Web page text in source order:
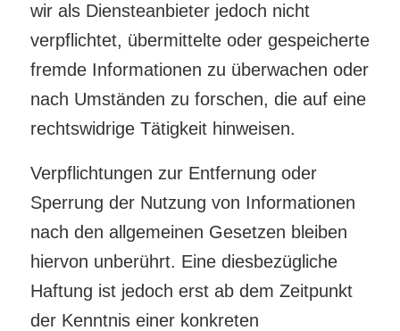
wir als Diensteanbieter jedoch nicht
verpflichtet, übermittelte oder gespeicherte
fremde Informationen zu überwachen oder
nach Umständen zu forschen, die auf eine
rechtswidrige Tätigkeit hinweisen.
Verpflichtungen zur Entfernung oder
Sperrung der Nutzung von Informationen
nach den allgemeinen Gesetzen bleiben
hiervon unberührt. Eine diesbezügliche
Haftung ist jedoch erst ab dem Zeitpunkt
der Kenntnis einer konkreten